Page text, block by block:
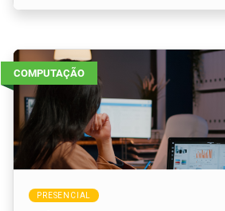
COMPUTAÇÃO
PRESENCIAL